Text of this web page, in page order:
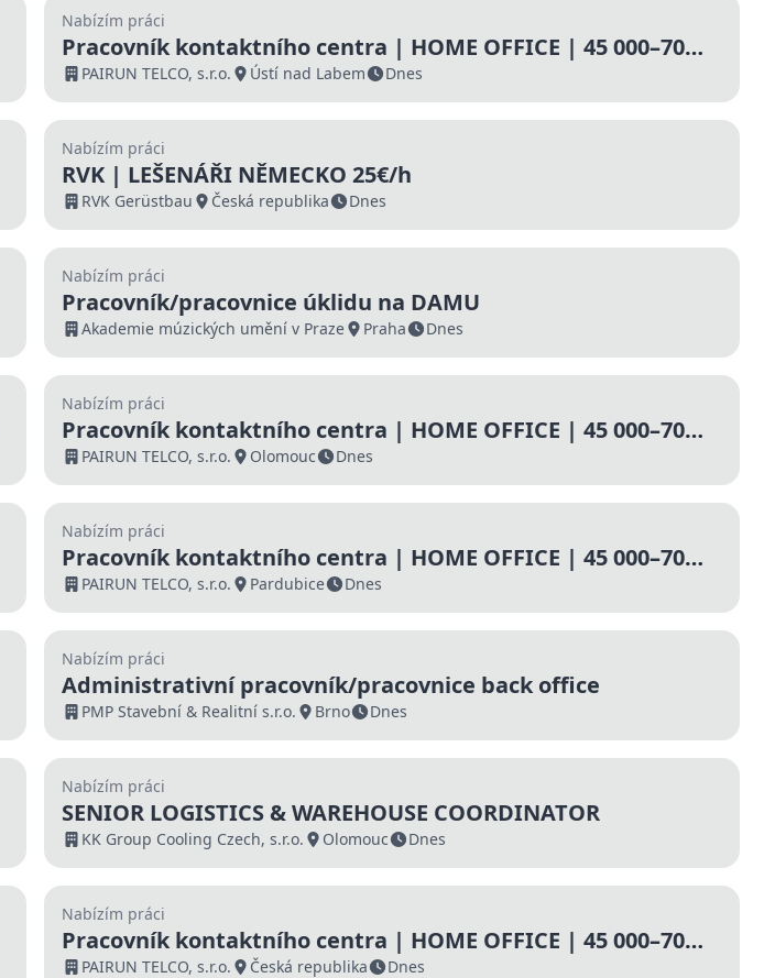
Nabízím práci
Pracovník kontaktního centra | HOME OFFICE | 45 000–70
000 Kč | Nástup ihned
PAIRUN TELCO, s.r.o. Ústí nad Labem Dnes
Nabízím práci
RVK | LEŠENÁŘI NĚMECKO 25€/h
RVK Gerüstbau Česká republika Dnes
Nabízím práci
Pracovník/pracovnice úklidu na DAMU
Akademie múzických umění v Praze Praha Dnes
Nabízím práci
Pracovník kontaktního centra | HOME OFFICE | 45 000–70
000 Kč | Nástup ihned
PAIRUN TELCO, s.r.o. Olomouc Dnes
Nabízím práci
Pracovník kontaktního centra | HOME OFFICE | 45 000–70
000 Kč | Nástup ihned
PAIRUN TELCO, s.r.o. Pardubice Dnes
Nabízím práci
Administrativní pracovník/pracovnice back office
PMP Stavební & Realitní s.r.o. Brno Dnes
Nabízím práci
SENIOR LOGISTICS & WAREHOUSE COORDINATOR
KK Group Cooling Czech, s.r.o. Olomouc Dnes
Nabízím práci
Pracovník kontaktního centra | HOME OFFICE | 45 000–70
000 Kč | Nástup ihned
PAIRUN TELCO, s.r.o. Česká republika Dnes